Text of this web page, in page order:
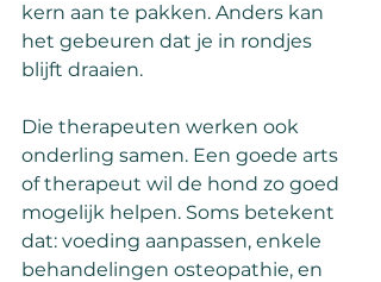
kern aan te pakken. Anders kan
het gebeuren dat je in rondjes
blijft draaien.
Die therapeuten werken ook
onderling samen. Een goede arts
of therapeut wil de hond zo goed
mogelijk helpen. Soms betekent
dat: voeding aanpassen, enkele
behandelingen osteopathie, en